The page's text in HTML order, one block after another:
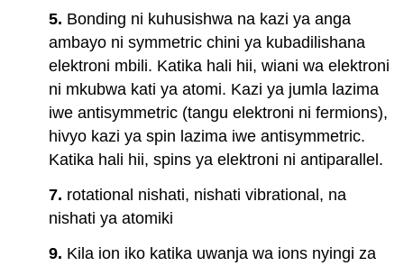
5. Bonding ni kuhusishwa na kazi ya anga
ambayo ni symmetric chini ya kubadilishana
elektroni mbili. Katika hali hii, wiani wa elektroni
ni mkubwa kati ya atomi. Kazi ya jumla lazima
iwe antisymmetric (tangu elektroni ni fermions),
hivyo kazi ya spin lazima iwe antisymmetric.
Katika hali hii, spins ya elektroni ni antiparallel.
7. rotational nishati, nishati vibrational, na
nishati ya atomiki
9. Kila ion iko katika uwanja wa ions nyingi za